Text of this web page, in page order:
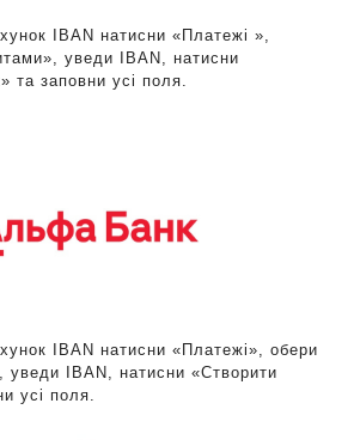
IBAN натисни «Платежі »,
уведи IBAN, натисни
та заповни усі поля.
IBAN натисни «Платежі», обери
уведи IBAN, натисни «Створити
усі поля.